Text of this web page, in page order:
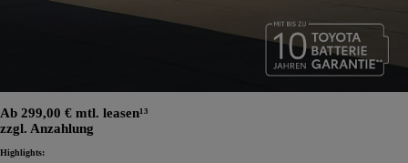
Ab 299,00 € mtl. leasen¹³
zzgl. Anzahlung
Highlights: